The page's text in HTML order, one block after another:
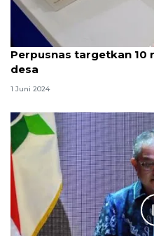
Perpusnas targetkan
desa
1 Juni 2024